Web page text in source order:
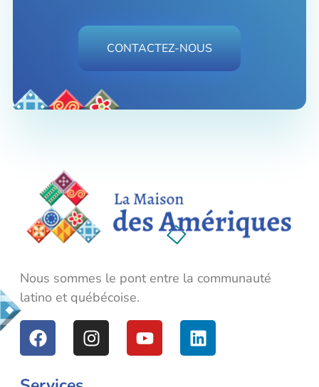
CONTACTEZ-NOUS
Nous sommes le pont entre la communauté
latino et québécoise.